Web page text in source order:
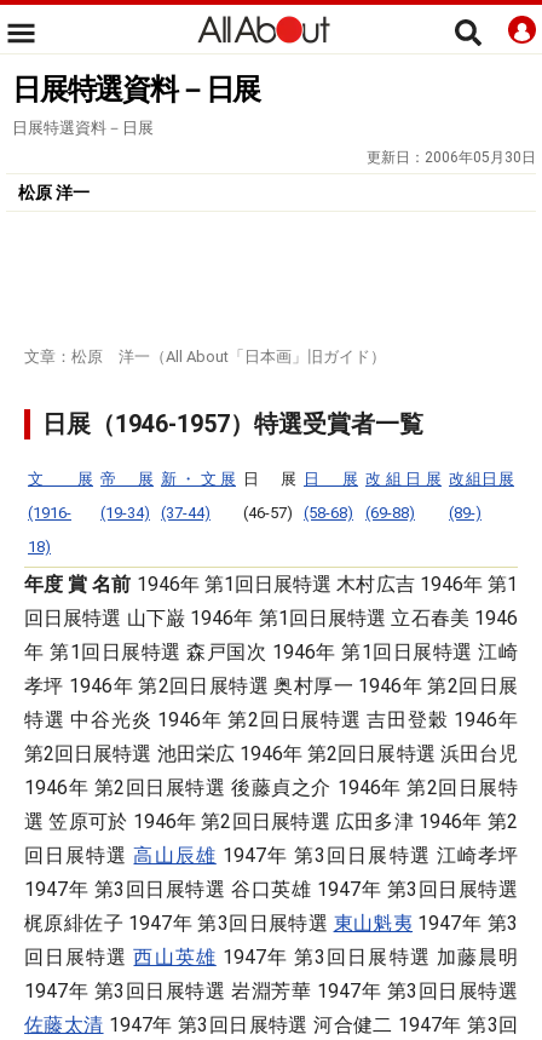
日展特選資料－日展
日展特選資料－日展
更新日： 2006年05月30日
松原 洋一
文章：松原 洋一（All About「日本画」旧ガイド）
日展（1946-1957）特選受賞者一覧
文展
(1916-
18)
帝展
(19-34)
新・文展
(37-44)
日展
(46-57)
日展
(58-68)
改組日展
(69-88)
改組日展
(89-)
年度 賞 名前 1946年 第1回日展特選 木村広吉 1946年 第1
回日展特選 山下巌 1946年 第1回日展特選 立石春美 1946
年 第1回日展特選 森戸国次 1946年 第1回日展特選 江崎
孝坪 1946年 第2回日展特選 奥村厚一 1946年 第2回日展
特選 中谷光炎 1946年 第2回日展特選 吉田登穀 1946年
第2回日展特選 池田栄広 1946年 第2回日展特選 浜田台児
1946年 第2回日展特選 後藤貞之介 1946年 第2回日展特
選 笠原可於 1946年 第2回日展特選 広田多津 1946年 第2
回日展特選高山辰雄 1947年 第3回日展特選 江崎孝坪
1947年 第3回日展特選 谷口英雄 1947年 第3回日展特選
梶原緋佐子 1947年 第3回日展特選 東山魁夷 1947年 第3
回日展特選西山英雄 1947年 第3回日展特選 加藤晨明
1947年 第3回日展特選 岩淵芳華 1947年 第3回日展特選
佐藤太清 1947年 第3回日展特選 河合健二 1947年 第3回